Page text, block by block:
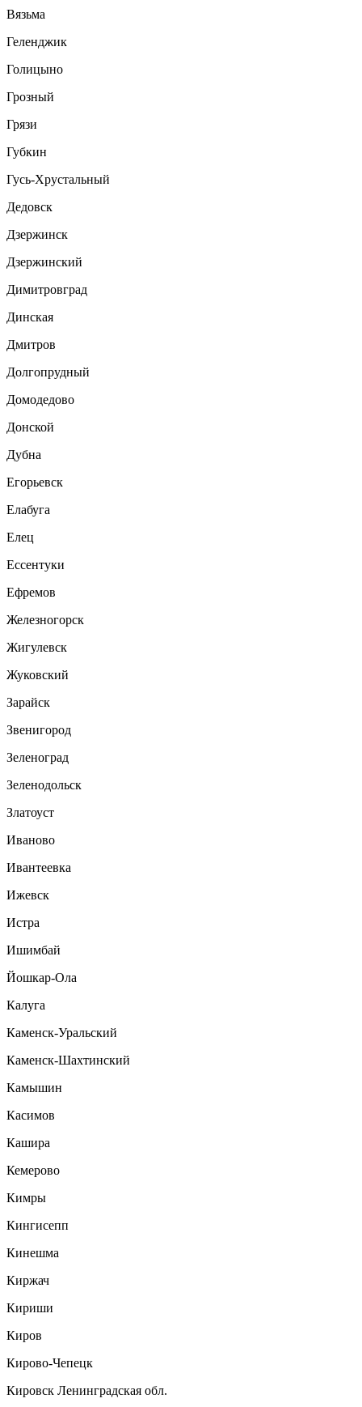
Вязьма
Геленджик
Голицыно
Грозный
Грязи
Губкин
Гусь-Хрустальный
Дедовск
Дзержинск
Дзержинский
Димитровград
Динская
Дмитров
Долгопрудный
Домодедово
Донской
Дубна
Егорьевск
Елабуга
Елец
Ессентуки
Ефремов
Железногорск
Жигулевск
Жуковский
Зарайск
Звенигород
Зеленоград
Зеленодольск
Златоуст
Иваново
Ивантеевка
Ижевск
Истра
Ишимбай
Йошкар-Ола
Калуга
Каменск-Уральский
Каменск-Шахтинский
Камышин
Касимов
Кашира
Кемерово
Кимры
Кингисепп
Кинешма
Киржач
Кириши
Киров
Кирово-Чепецк
Кировск Ленинградская обл.